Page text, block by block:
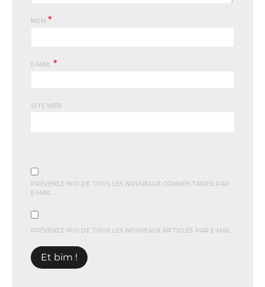
NOM *
E-MAIL *
SITE WEB
PRÉVENEZ-MOI DE TOUS LES NOUVEAUX COMMENTAIRES PAR
E-MAIL.
PRÉVENEZ-MOI DE TOUS LES NOUVEAUX ARTICLES PAR E-MAIL.